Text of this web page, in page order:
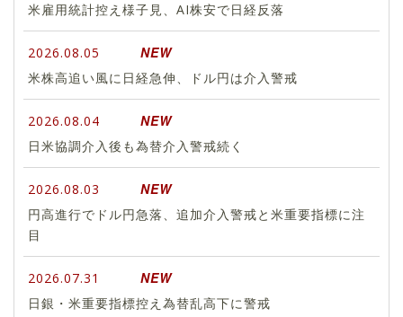
米雇用統計控え様子見、AI株安で日経反落
2026.08.05 NEW
米株高追い風に日経急伸、ドル円は介入警戒
2026.08.04 NEW
日米協調介入後も為替介入警戒続く
2026.08.03 NEW
円高進行でドル円急落、追加介入警戒と米重要指標に注
目
2026.07.31 NEW
日銀・米重要指標控え為替乱高下に警戒